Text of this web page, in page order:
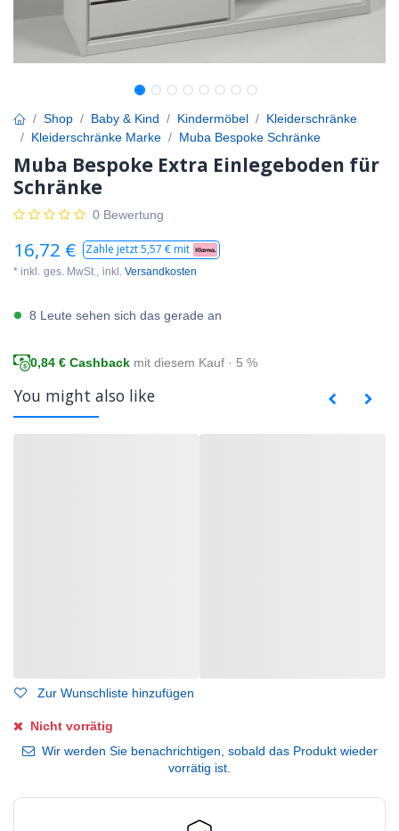
Shop Baby & Kind Kindermöbel
Kleiderschränke
Kleiderschränke Marke
Muba Bespoke Schränke
Muba Bespoke Extra Einlegeboden für
Schränke
0 Bewertung
16,72 € Zahle jetzt5,57 € mit
* inkl. ges. MwSt., inkl. Versandkosten
8 Leute sehen sich das gerade an
0,84 € Cashback mit diesem Kauf · 5 %
You might also like
Zur Wunschliste hinzufügen
Nicht vorrätig
Wir werden Sie benachrichtigen, sobald das Produkt wieder
vorrätig ist.